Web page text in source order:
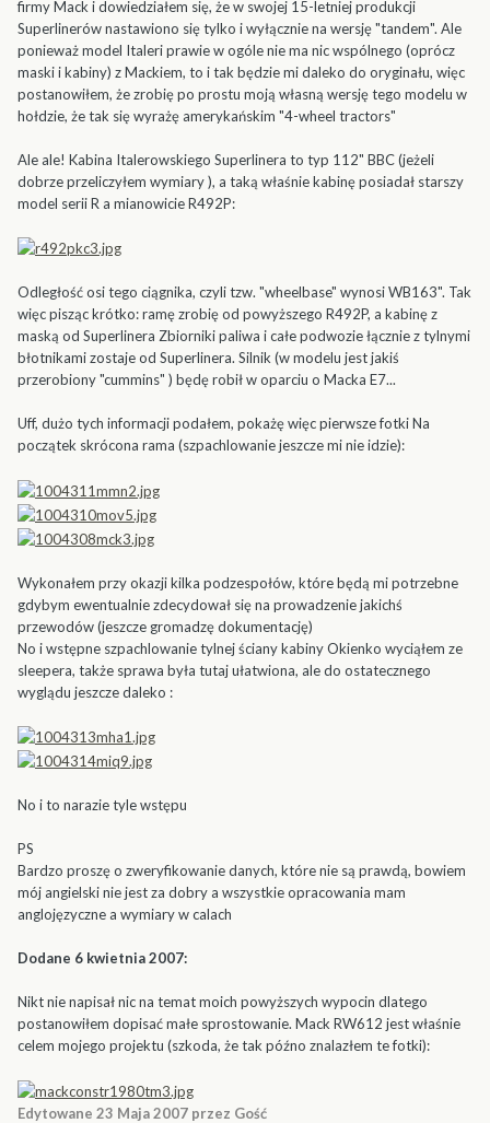
firmy Mack i dowiedziałem się, że w swojej 15-letniej produkcji
Superlinerów nastawiono się tylko i wyłącznie na wersję "tandem". Ale
ponieważ model Italeri prawie w ogóle nie ma nic wspólnego (oprócz
maski i kabiny) z Mackiem, to i tak będzie mi daleko do oryginału, więc
postanowiłem, że zrobię po prostu moją własną wersję tego modelu w
hołdzie, że tak się wyrażę amerykańskim "4-wheel tractors"
Ale ale! Kabina Italerowskiego Superlinera to typ 112" BBC (jeżeli
dobrze przeliczyłem wymiary ), a taką właśnie kabinę posiadał starszy
model serii R a mianowicie R492P:
Odległość osi tego ciągnika, czyli tzw. "wheelbase" wynosi WB163". Tak
więc pisząc krótko: ramę zrobię od powyższego R492P, a kabinę z
maską od Superlinera Zbiorniki paliwa i całe podwozie łącznie z tylnymi
błotnikami zostaje od Superlinera. Silnik (w modelu jest jakiś
przerobiony "cummins" ) będę robił w oparciu o Macka E7...
Uff, dużo tych informacji podałem, pokażę więc pierwsze fotki Na
początek skrócona rama (szpachlowanie jeszcze mi nie idzie):
Wykonałem przy okazji kilka podzespołów, które będą mi potrzebne
gdybym ewentualnie zdecydował się na prowadzenie jakichś
przewodów (jeszcze gromadzę dokumentację)
No i wstępne szpachlowanie tylnej ściany kabiny Okienko wyciąłem ze
sleepera, także sprawa była tutaj ułatwiona, ale do ostatecznego
wyglądu jeszcze daleko :
No i to narazie tyle wstępu
PS
Bardzo proszę o zweryfikowanie danych, które nie są prawdą, bowiem
mój angielski nie jest za dobry a wszystkie opracowania mam
anglojęzyczne a wymiary w calach
Dodane 6 kwietnia 2007:
Nikt nie napisał nic na temat moich powyższych wypocin dlatego
postanowiłem dopisać małe sprostowanie. Mack RW612 jest właśnie
celem mojego projektu (szkoda, że tak późno znalazłem te fotki):
Edytowane 23 Maja 2007 przez Gość